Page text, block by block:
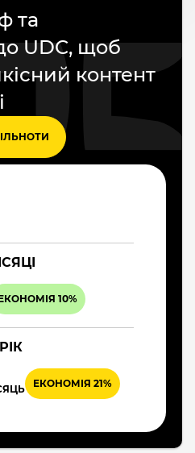
та
UDC, щоб
контент
10%
ЕКОНОМІЯ 21%